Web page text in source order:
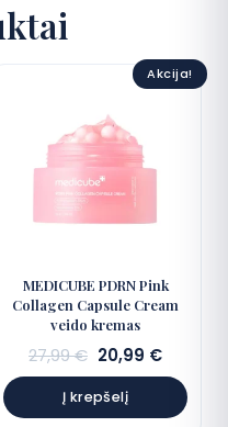
Akcija!
MEDICUBE PDRN Pink
Collagen Capsule Cream
veido kremas
27,99€ Sena
kaina:
27,99 €.
20,99 €
kaina:
20,99
Į krepšelį